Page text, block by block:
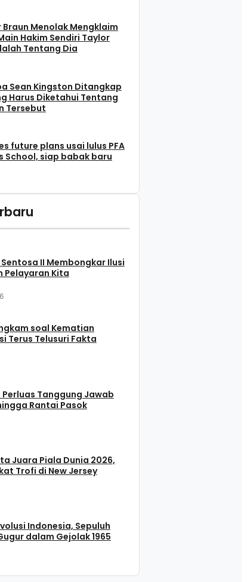
Menolak Mengklaim
Hakim Sendiri Taylor
Tentang Dia
Sean Kingston Ditangkap
Harus Diketahui Tentang
Tersebut
future plans usai lulus PFA
School, siap babak baru
II Membongkar Ilusi
Pelayaran Kita
soal Kematian
Terus Telusuri Fakta
Perluas Tanggung Jawab
Rantai Pasok
Juara Piala Dunia 2026,
Trofi di New Jersey
Indonesia, Sepuluh
dalam Gejolak 1965